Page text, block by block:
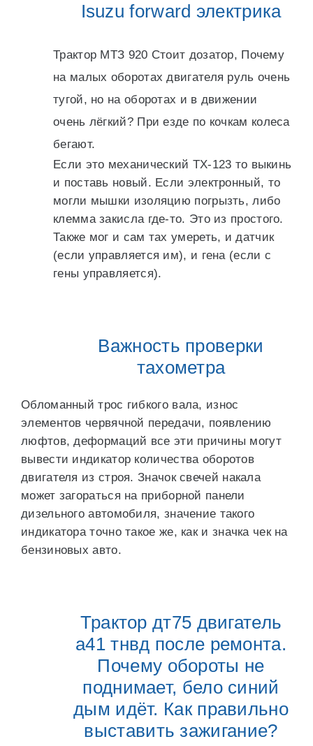
Isuzu forward электрика
Трактор МТЗ 920 Стоит дозатор, Почему
на малых оборотах двигателя руль очень
тугой, но на оборотах и в движении
очень лёгкий? При езде по кочкам колеса
бегают.
Если это механический ТХ-123 то выкинь
и поставь новый. Если электронный, то
могли мышки изоляцию погрызть, либо
клемма закисла где-то. Это из простого.
Также мог и сам тах умереть, и датчик
(если управляется им), и гена (если с
гены управляется).
Важность проверки
тахометра
Обломанный трос гибкого вала, износ
элементов червячной передачи, появлению
люфтов, деформаций все эти причины могут
вывести индикатор количества оборотов
двигателя из строя. Значок свечей накала
может загораться на приборной панели
дизельного автомобиля, значение такого
индикатора точно такое же, как и значка чек на
бензиновых авто.
Трактор дт75 двигатель
а41 тнвд после ремонта.
Почему обороты не
поднимает, бело синий
дым идёт. Как правильно
выставить зажигание?